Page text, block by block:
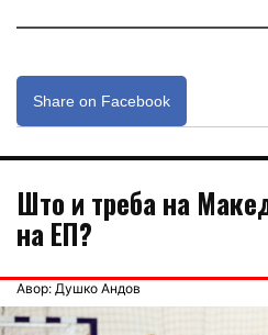
Share on Facebook
Што и треба на
на ЕП?
Авор: Душко Андов